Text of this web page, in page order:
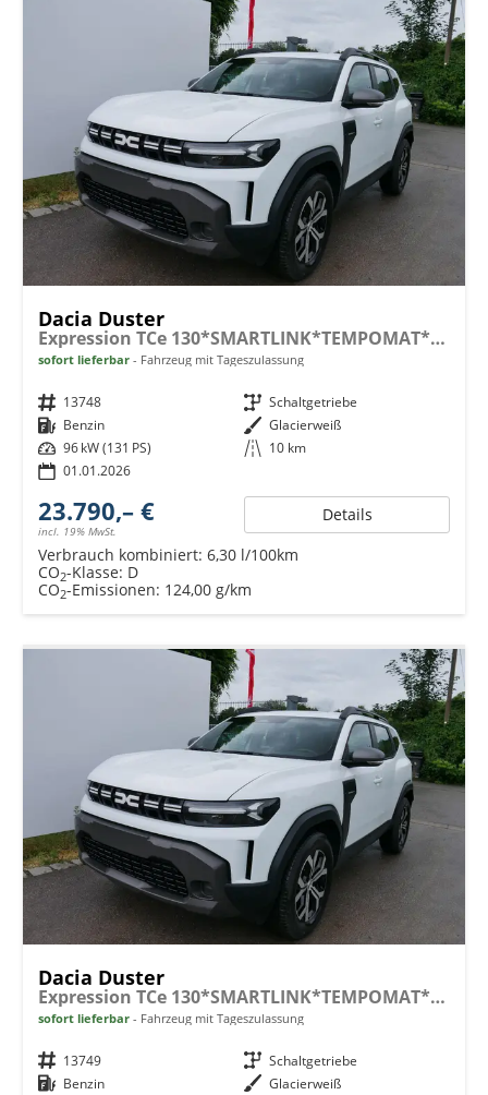
Dacia Duster
Expression TCe 130*SMARTLINK*TEMPOMAT*LED*PDC-KAMERA*SHZ*KLIMA*17-ZOLL
sofort lieferbar Fahrzeug mit Tageszulassung
Fahrzeugnr. 13748 Getriebe Schaltgetriebe
Kraftstoff Benzin Außenfarbe Glacierweiß
Leistung 96 kW (131 PS) Kilometerstand 10 km
01.01.2026
23.790,– €
incl. 19% MwSt.
Details
Verbrauch kombiniert: 6,30 l/100km
CO2-Klasse: D
CO2-Emissionen: 124,00 g/km
Dacia Duster
Expression TCe 130*SMARTLINK*TEMPOMAT*LED*PDC-KAMERA*SHZ*KLIMA*17-ZOLL
sofort lieferbar Fahrzeug mit Tageszulassung
Fahrzeugnr. 13749 Getriebe Schaltgetriebe
Kraftstoff Benzin Außenfarbe Glacierweiß